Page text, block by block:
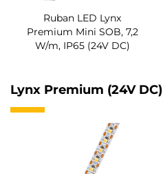
Ruban LED Lynx
Premium Mini SOB, 7,2
W/m, IP65 (24V DC)
Lynx Premium (24V DC)